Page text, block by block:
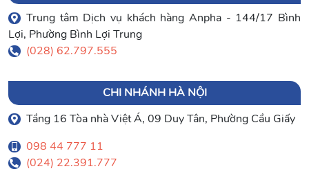
Trung tâm Dịch vụ khách hàng Anpha - 144/17 Bình
Lợi, Phường Bình Lợi Trung
(028) 62.797.555
CHI NHÁNH HÀ NỘI
Tầng 16 Tòa nhà Việt Á, 09 Duy Tân, Phường Cầu Giấy
098 44 777 11
(024) 22.391.777